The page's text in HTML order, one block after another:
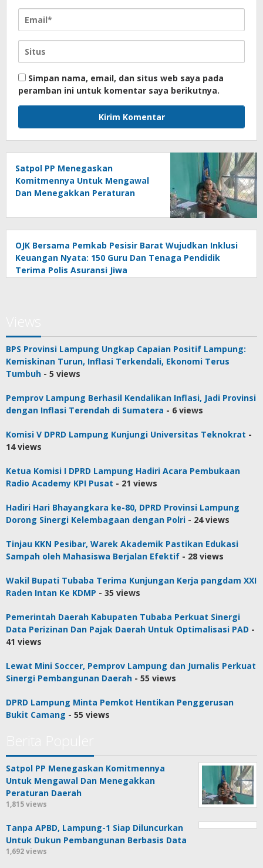
Simpan nama, email, dan situs web saya pada
peramban ini untuk komentar saya berikutnya.
Satpol PP Menegaskan
Komitmennya Untuk Mengawal
Dan Menegakkan Peraturan
OJK Bersama Pemkab Pesisir Barat Wujudkan Inklusi
Keuangan Nyata: 150 Guru Dan Tenaga Pendidik
Terima Polis Asuransi Jiwa
BPS Provinsi Lampung Ungkap Capaian Positif Lampung:
Kemiskinan Turun, Inflasi Terkendali, Ekonomi Terus
Tumbuh - 5 views
Pemprov Lampung Berhasil Kendalikan Inflasi, Jadi Provinsi
dengan Inflasi Terendah di Sumatera - 6 views
Komisi V DPRD Lampung Kunjungi Universitas Teknokrat -
14 views
Ketua Komisi I DPRD Lampung Hadiri Acara Pembukaan
Radio Academy KPI Pusat - 21 views
Hadiri Hari Bhayangkara ke-80, DPRD Provinsi Lampung
Dorong Sinergi Kelembagaan dengan Polri - 24 views
Tinjau KKN Pesibar, Warek Akademik Pastikan Edukasi
Sampah oleh Mahasiswa Berjalan Efektif - 28 views
Wakil Bupati Tubaba Terima Kunjungan Kerja pangdam XXI
Raden Intan Ke KDMP - 35 views
Pemerintah Daerah Kabupaten Tubaba Perkuat Sinergi
Data Perizinan Dan Pajak Daerah Untuk Optimalisasi PAD -
41 views
Lewat Mini Soccer, Pemprov Lampung dan Jurnalis Perkuat
Sinergi Pembangunan Daerah - 55 views
DPRD Lampung Minta Pemkot Hentikan Penggerusan
Bukit Camang - 55 views
Satpol PP Menegaskan Komitmennya
Untuk Mengawal Dan Menegakkan
Peraturan Daerah
1,815 views
Tanpa APBD, Lampung-1 Siap Diluncurkan
Untuk Dukun Pembangunan Berbasis Data
1,692 views